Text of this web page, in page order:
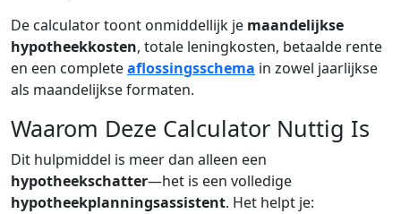
De calculator toont onmiddellijk je maandelijkse
hypotheekkosten, totale leningkosten, betaalde rente
en een completeaflossingsschema in zowel jaarlijkse
als maandelijkse formaten.
Waarom Deze Calculator Nuttig Is
Dit hulpmiddel is meer dan alleen een
hypotheekschatter—het is een volledige
hypotheekplanningsassistent. Het helpt je: